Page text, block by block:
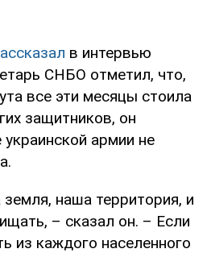
в интервью
СНБО отметил, что,
все эти месяцы стоила
защитников, он
армии не
наша территория, и
– сказал он. – Если
из каждого населенного